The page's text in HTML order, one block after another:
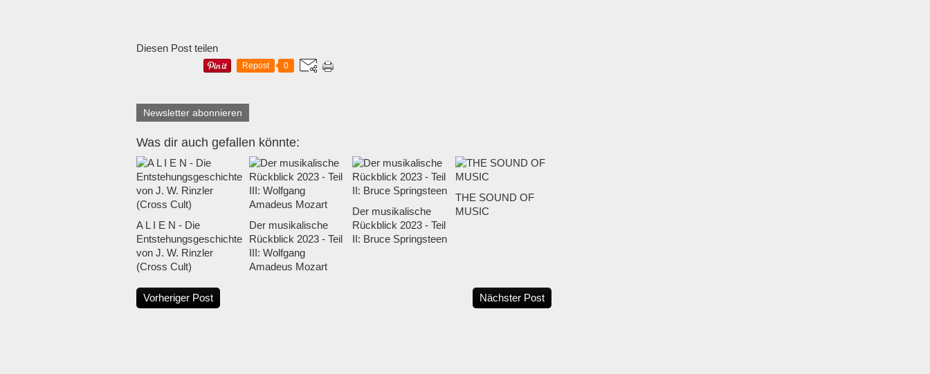
Diesen Post teilen
Repost 0
Newsletter abonnieren
Was dir auch gefallen könnte:
A L I E N - Die
Entstehungsgeschichte
von J. W. Rinzler
(Cross Cult)
Der musikalische
Rückblick 2023 - Teil
III: Wolfgang
Amadeus Mozart
Der musikalische
Rückblick 2023 - Teil
II: Bruce Springsteen
THE SOUND OF
MUSIC
Vorheriger Post Nächster Post